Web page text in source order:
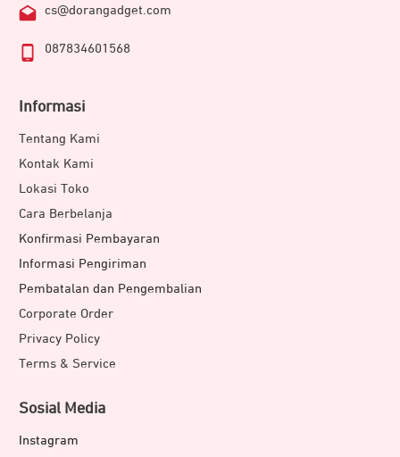
cs@dorangadget.com
087834601568
Informasi
Tentang Kami
Kontak Kami
Lokasi Toko
Cara Berbelanja
Konfirmasi Pembayaran
Informasi Pengiriman
Pembatalan dan Pengembalian
Corporate Order
Privacy Policy
Terms & Service
Sosial Media
Instagram